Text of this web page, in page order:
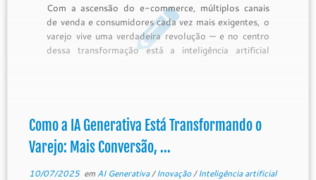
Com a ascensão do e-commerce, múltiplos canais
de venda e consumidores cada vez mais exigentes, o
varejo vive uma verdadeira revolução — e no centro
dessa transformação está a inteligência artificial
Como a IA Generativa Está Transformando o
Varejo: Mais Conversão, ...
10/07/2025em AI Generativa/Inovação/Inteligência artificial